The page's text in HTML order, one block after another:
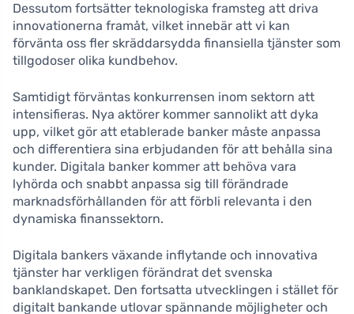
Dessutom fortsätter teknologiska framsteg att driva
innovationerna framåt, vilket innebär att vi kan
förvänta oss fler skräddarsydda finansiella tjänster som
tillgodoser olika kundbehov.
Samtidigt förväntas konkurrensen inom sektorn att
intensifieras. Nya aktörer kommer sannolikt att dyka
upp, vilket gör att etablerade banker måste anpassa
och differentiera sina erbjudanden för att behålla sina
kunder. Digitala banker kommer att behöva vara
lyhörda och snabbt anpassa sig till förändrade
marknadsförhållanden för att förbli relevanta i den
dynamiska finanssektorn.
Digitala bankers växande inflytande och innovativa
tjänster har verkligen förändrat det svenska
banklandskapet. Den fortsatta utvecklingen i stället för
digitalt bankande utlovar spännande möjligheter och